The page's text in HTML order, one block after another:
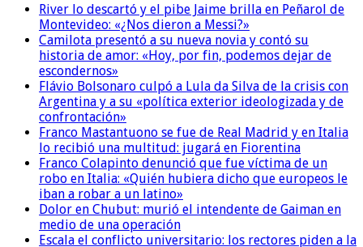
River lo descartó y el pibe Jaime brilla en Peñarol de
Montevideo: «¿Nos dieron a Messi?»
Camilota presentó a su nueva novia y contó su
historia de amor: «Hoy, por fin, podemos dejar de
escondernos»
Flávio Bolsonaro culpó a Lula da Silva de la crisis con
Argentina y a su «política exterior ideologizada y de
confrontación»
Franco Mastantuono se fue de Real Madrid y en Italia
lo recibió una multitud: jugará en Fiorentina
Franco Colapinto denunció que fue víctima de un
robo en Italia: «Quién hubiera dicho que europeos le
iban a robar a un latino»
Dolor en Chubut: murió el intendente de Gaiman en
medio de una operación
Escala el conflicto universitario: los rectores piden a la